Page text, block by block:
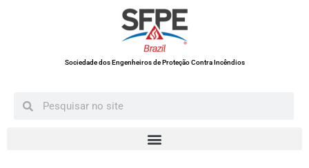
Sociedade dos Engenheiros de Proteção Contra Incêndios